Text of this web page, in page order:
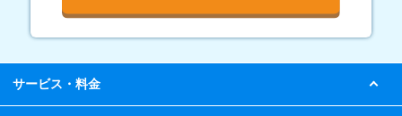
サービス・料金